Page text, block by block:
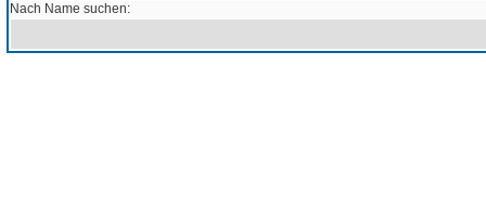
Nach Name suchen: